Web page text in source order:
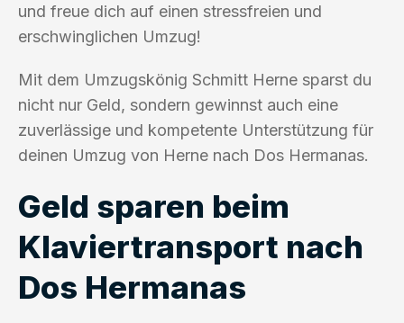
und freue dich auf einen stressfreien und
erschwinglichen Umzug!
Mit dem Umzugskönig Schmitt Herne sparst du
nicht nur Geld, sondern gewinnst auch eine
zuverlässige und kompetente Unterstützung für
deinen Umzug von Herne nach Dos Hermanas.
Geld sparen beim
Klaviertransport nach
Dos Hermanas